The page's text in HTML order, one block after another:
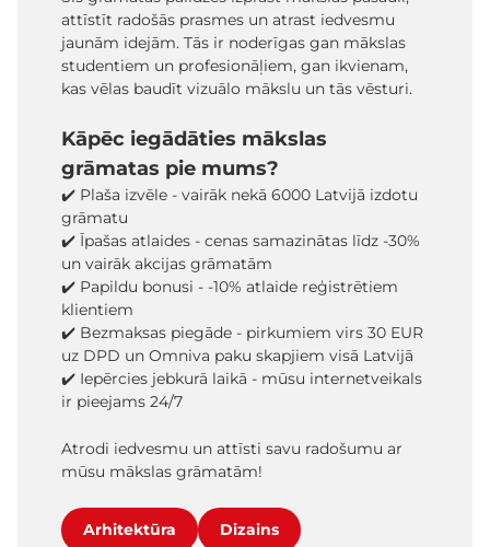
attīstīt radošās prasmes un atrast iedvesmu
jaunām idejām. Tās ir noderīgas gan mākslas
studentiem un profesionāļiem, gan ikvienam,
kas vēlas baudīt vizuālo mākslu un tās vēsturi.
Kāpēc iegādāties mākslas
grāmatas pie mums?
✔️ Plaša izvēle - vairāk nekā 6000 Latvijā izdotu
grāmatu
✔️ Īpašas atlaides - cenas samazinātas līdz -30%
un vairāk akcijas grāmatām
✔️ Papildu bonusi - -10% atlaide reģistrētiem
klientiem
✔️ Bezmaksas piegāde - pirkumiem virs 30 EUR
uz DPD un Omniva paku skapjiem visā Latvijā
✔️ Iepērcies jebkurā laikā - mūsu internetveikals
ir pieejams 24/7
Atrodi iedvesmu un attīsti savu radošumu ar
mūsu mākslas grāmatām!
Arhitektūra Dizains